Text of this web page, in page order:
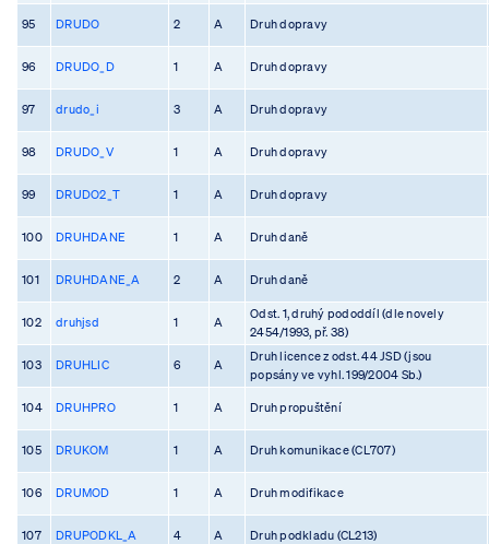
95 DRUDO 2 A Druh dopravy
96 DRUDO_D 1 A Druh dopravy
97 drudo_i 3 A Druh dopravy
98 DRUDO_V 1 A Druh dopravy
99 DRUDO2_T 1 A Druh dopravy
100 DRUHDANE 1 A Druh daně
101 DRUHDANE_A 2 A Druh daně
102 druhjsd 1 A
Odst. 1, druhý pododdíl (dle novely
2454/1993, př. 38)
103 DRUHLIC 6 A
Druh licence z odst. 44 JSD (jsou
popsány ve vyhl. 199/2004 Sb.)
104 DRUHPRO 1 A Druh propuštění
105 DRUKOM 1 A Druh komunikace (CL707)
106 DRUMOD 1 A Druh modifikace
107 DRUPODKL_A 4 A Druh podkladu (CL213)